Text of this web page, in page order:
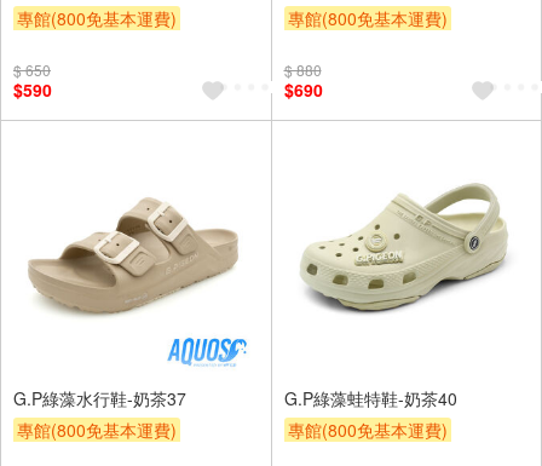
專館(800免基本運費)
$ 650
$590
專館(800免基本運費)
$ 880
$690
G.P綠藻水行鞋-奶茶37
專館(800免基本運費)
G.P綠藻蛙特鞋-奶茶40
專館(800免基本運費)